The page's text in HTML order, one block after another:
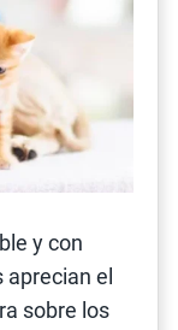
y con
el
sobre los